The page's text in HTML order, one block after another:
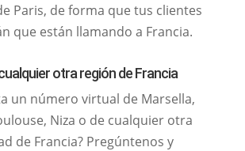
Paris, de forma que tus clientes
que están llamando a Francia.
otra región de Francia
un número virtual de Marsella,
Niza o de cualquier otra
de Francia? Pregúntenos y